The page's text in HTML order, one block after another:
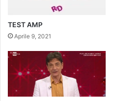
TEST AMP
Aprile 9, 2021